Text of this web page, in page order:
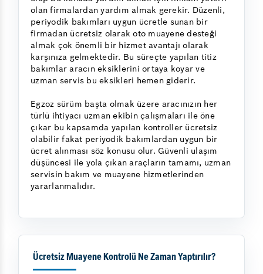
olan firmalardan yardım almak gerekir. Düzenli,
periyodik bakımları uygun ücretle sunan bir
firmadan ücretsiz olarak oto muayene desteği
almak çok önemli bir hizmet avantajı olarak
karşınıza gelmektedir. Bu süreçte yapılan titiz
bakımlar aracın eksiklerini ortaya koyar ve
uzman servis bu eksikleri hemen giderir.
Egzoz sürüm başta olmak üzere aracınızın her
türlü ihtiyacı uzman ekibin çalışmaları ile öne
çıkar bu kapsamda yapılan kontroller ücretsiz
olabilir fakat periyodik bakımlardan uygun bir
ücret alınması söz konusu olur. Güvenli ulaşım
düşüncesi ile yola çıkan araçların tamamı, uzman
servisin bakım ve muayene hizmetlerinden
yararlanmalıdır.
Ücretsiz Muayene Kontrolü Ne Zaman Yaptırılır?